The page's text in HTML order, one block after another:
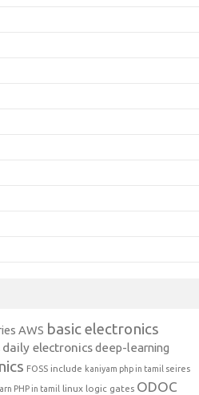
AWS basic electronics
daily electronicsdeep-learning
FOSS include kaniyam php in tamil seires
PHP in tamil linux logic gates ODOC